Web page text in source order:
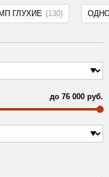
ГЛУХИЕ (130)
до 76 000 руб.